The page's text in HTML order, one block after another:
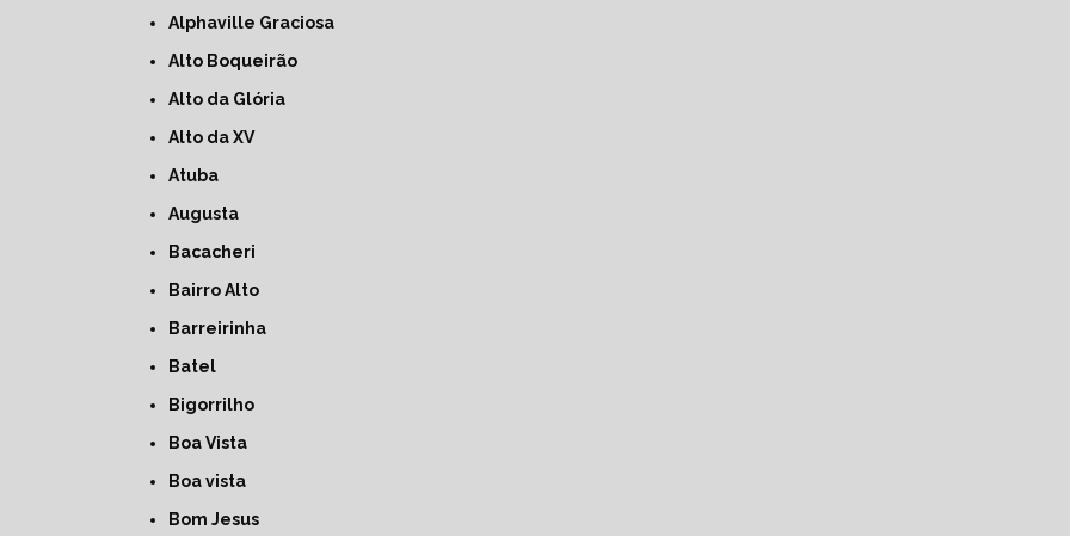
Alphaville Graciosa
Alto Boqueirão
Alto da Glória
Alto da XV
Atuba
Augusta
Bacacheri
Bairro Alto
Barreirinha
Batel
Bigorrilho
Boa Vista
Boa vista
Bom Jesus